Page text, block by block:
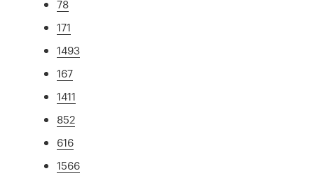
78
171
1493
167
1411
852
616
1566